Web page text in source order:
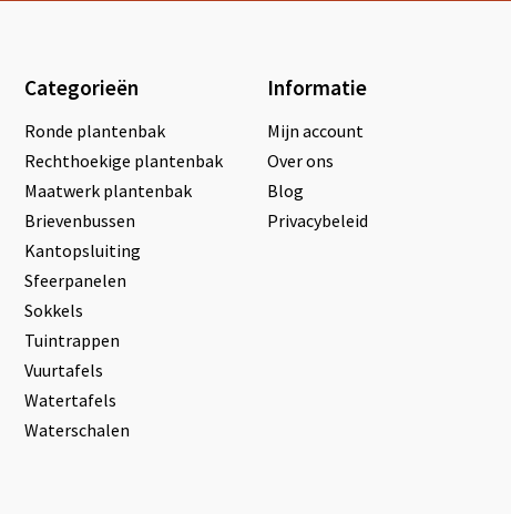
Categorieën
Ronde plantenbak
Rechthoekige plantenbak
Maatwerk plantenbak
Brievenbussen
Kantopsluiting
Sfeerpanelen
Sokkels
Tuintrappen
Vuurtafels
Watertafels
Waterschalen
Informatie
Mijn account
Over ons
Blog
Privacybeleid